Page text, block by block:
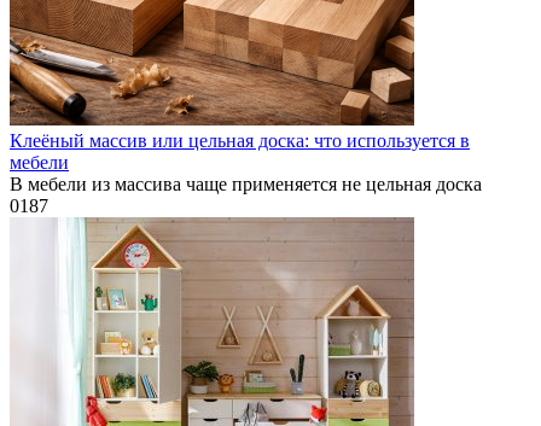
Клеёный массив или цельная доска: что используется в
мебели
В мебели из массива чаще применяется не цельная доска
0187